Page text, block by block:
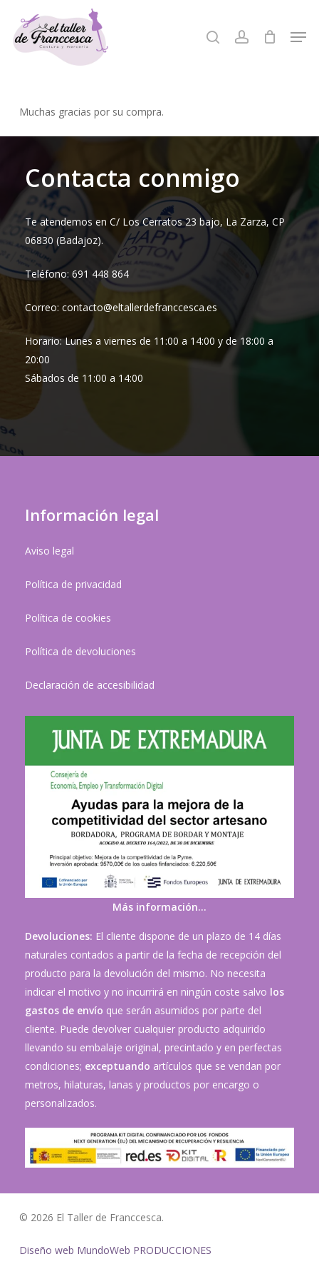
main
search account
Muchas gracias por su compra.
Contacta conmigo
Te atendemos en C/ Los Cerratos 23 bajo, La Zarza, CP
06830 (Badajoz).
Teléfono: 691 448 864
Correo: contacto@eltallerdefranccesca.es
Horario: Lunes a viernes de 11:00 a 14:00 y de 18:00 a
20:00
Sábados de 11:00 a 14:00
Información legal
Aviso legal
Política de privacidad
Política de cookies
Política de devoluciones
Declaración de accesibilidad
Más información…
Devoluciones: El cliente dispone de un plazo de 14 días
naturales contados a partir de la fecha de recepción del
producto para la devolución del mismo. No necesita
indicar el motivo y no incurrirá en ningún coste salvo los
gastos de envío que serán asumidos por parte del
cliente. Puede devolver cualquier producto adquirido
llevando su embalaje original, precintado y en perfectas
condiciones; exceptuando artículos que se vendan por
metros, hilaturas, lanas y productos por encargo o
personalizados.
© 2026 El Taller de Franccesca.
Diseño web MundoWeb PRODUCCIONES
Close